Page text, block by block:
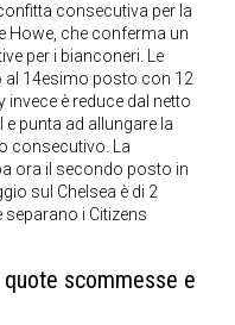
consecutiva per la
Howe, che conferma un
per i bianconeri. Le
al 14esimo posto con 12
invece è reduce dal netto
punta ad allungare la
consecutivo. La
ora il secondo posto in
sul Chelsea è di 2
separano i Citizens
scommesse e